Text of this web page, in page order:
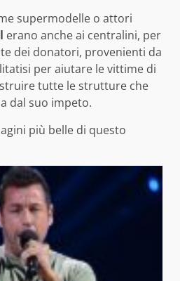
supermodelle o attori
erano anche ai centralini, per
dei donatori, provenienti da
per aiutare le vittime di
tutte le strutture che
dal suo impeto.
più belle di questo